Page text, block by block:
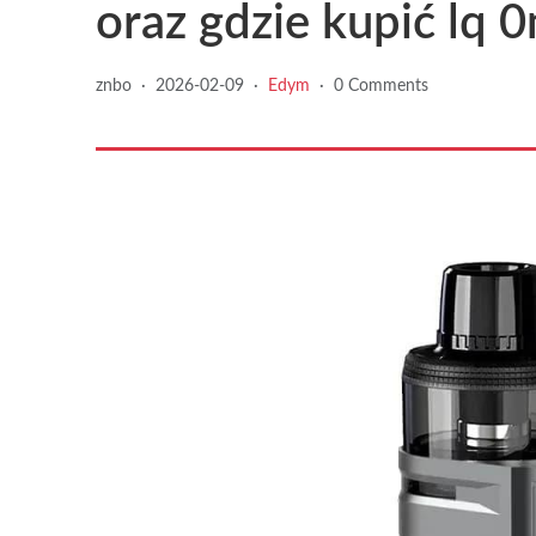
oraz gdzie kupić lq
znbo · 2026-02-09 · Edym · 0 Comments